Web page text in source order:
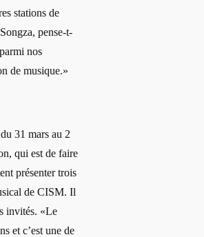
stations de
pense-t-
nos
de musique.»
31 mars au 2
qui est de faire
présenter trois
de CISM. Il
invités. «Le
et c’est une de